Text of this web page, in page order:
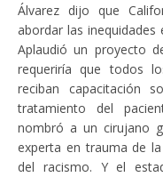
Álvarez dijo que
abordar las inequidades
Aplaudió un proyecto
requeriría que todos
reciban capacitación
tratamiento del
nombró a un cirujano
experta en trauma de
del racismo. Y el